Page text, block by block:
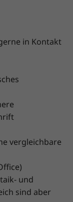
in Kontakt
vergleichbare
und
sind aber